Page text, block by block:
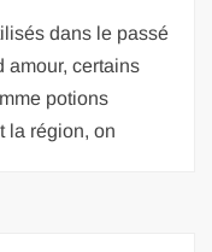
dans le passé
amour, certains
potions
la région, on